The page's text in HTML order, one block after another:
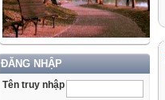
ĐĂNG NHẬP
Tên truy nhập